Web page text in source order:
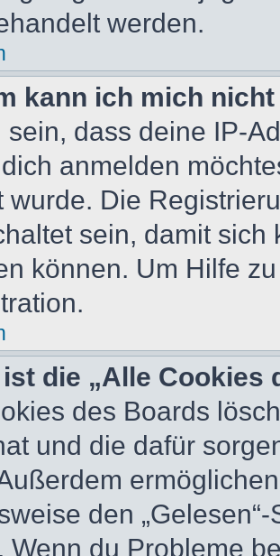
werden.
kann ich mich
sein, dass deine IP-
anmelden
wurde. Die
sein, damit
können. Um Hilfe
ist die „Alle
des Boards
und die dafür
den
Wenn du Probleme